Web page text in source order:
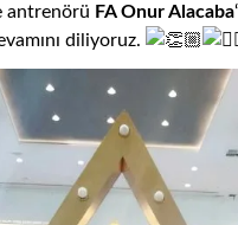
antrenörü FA Onur Alacaba
diliyoruz.